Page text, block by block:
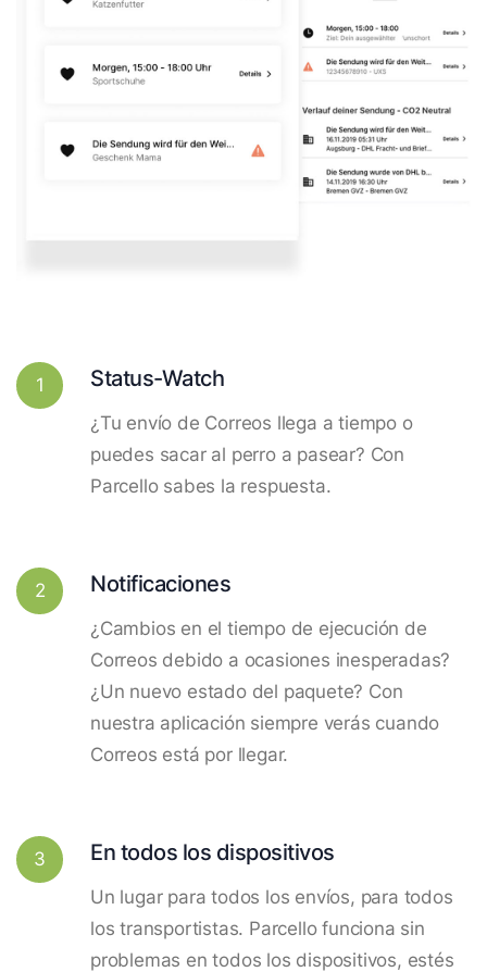
1 Status-Watch
¿Tu envío de Correos llega a tiempo o
puedes sacar al perro a pasear? Con
Parcello sabes la respuesta.
2 Notificaciones
¿Cambios en el tiempo de ejecución de
Correos debido a ocasiones inesperadas?
¿Un nuevo estado del paquete? Con
nuestra aplicación siempre verás cuando
Correos está por llegar.
3 En todos los dispositivos
Un lugar para todos los envíos, para todos
los transportistas. Parcello funciona sin
problemas en todos los dispositivos, estés